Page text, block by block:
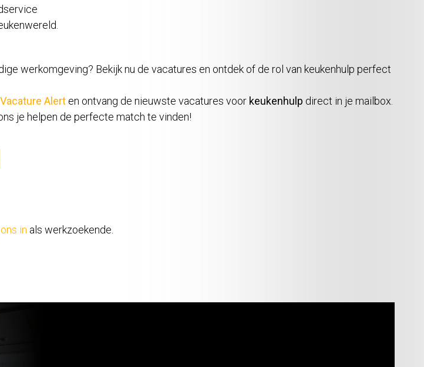
werkomgeving? Bekijk nu de vacatures en ontdek of de rol van keukenhulp perfect
Vacature Alert en ontvang de nieuwste vacatures voor keukenhulp direct in je mailbox.
je helpen de perfecte match te vinden!
in als werkzoekende.